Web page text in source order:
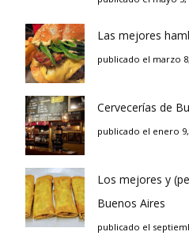
Las mejores
publicado el marzo
Cervecerías de
publicado el enero 9,
Los mejores y
Buenos Aires
publicado el